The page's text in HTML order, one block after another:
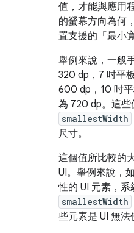
值，才能與應用
的螢幕方向為何
置支援的「最小
舉例來說，一般
320 dp，7 吋平
600 dp，10 吋
為 720 dp。這些
smallestWidth
尺寸。
這個值所比較的
UI。舉例來說，
性的 UI 元素，
smallestWidth
些元素是 UI 無法